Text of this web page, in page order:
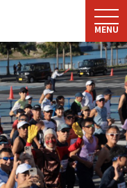
MENU